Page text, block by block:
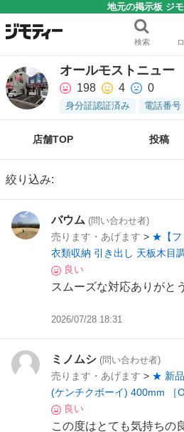
地元の掲示板 ジ
検索
オールモストニュー
198 4 0
身分証認証済み 電話番号
店舗TOP 投稿
絞り込み:
バウム (問い合わせ者)
売ります・あげます > ★【フ
衣類収納 引き出し 天板木目
良い
スムーズな対応ありがと
2026/07/28 18:31
ミノムシ (問い合わせ者)
売ります・あげます > ★ 新品
(ケンチクボーイ) 400mm ［
良い
この度はとても気持ちの